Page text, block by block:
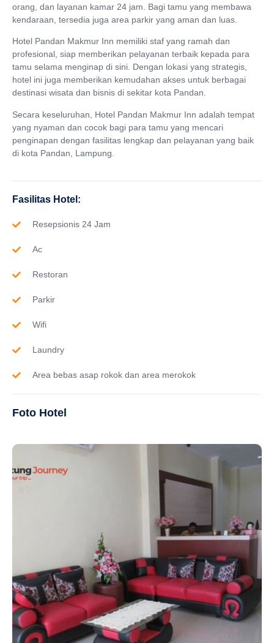
orang, dan layanan kamar 24 jam. Bagi tamu yang membawa
kendaraan, tersedia juga area parkir yang aman dan luas.
Hotel Pandan Makmur Inn memiliki staf yang ramah dan
profesional, siap memberikan pelayanan terbaik kepada para
tamu selama menginap di sini. Dengan lokasi yang strategis,
hotel ini juga memberikan kemudahan akses untuk berbagai
destinasi wisata dan bisnis di sekitar kota Pandan.
Secara keseluruhan, Hotel Pandan Makmur Inn adalah tempat
yang nyaman dan cocok bagi para tamu yang mencari
penginapan dengan fasilitas lengkap dan pelayanan yang baik
di kota Pandan, Lampung.
Fasilitas Hotel:
Resepsionis 24 Jam
Ac
Restoran
Parkir
Wifi
Laundry
Area bebas asap rokok dan area merokok
Foto Hotel